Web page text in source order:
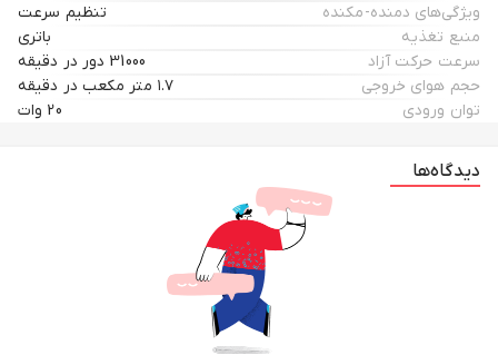
ویژگی‌های دمنده-مکنده
تنظیم سرعت
منبع تغذیه
باتری
سرعت حرکت آزاد
31000 دور در دقیقه
حجم هوای خروجی
۱.۷ متر مکعب در دقیقه
توان ورودی
20 وات
دیدگاه‌ها